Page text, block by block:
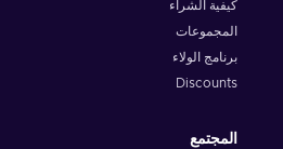
كيفية الشراء
المجموعات
برنامج الولاء
Discounts
المجتمع